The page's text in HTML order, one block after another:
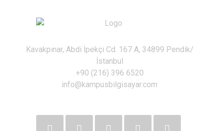
Kavakpınar, Abdi İpekçi Cd. 167 A, 34899 Pendik/
İstanbul
+90 (216) 396 6520
info@kampusbilgisayar.com